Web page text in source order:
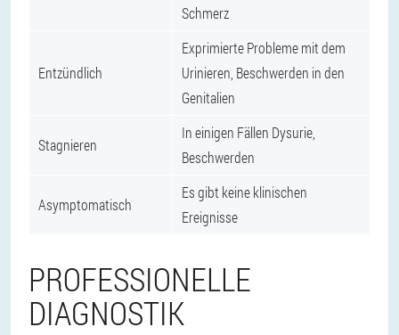
Schmerz
Entzündlich
Exprimierte Probleme mit dem
Urinieren, Beschwerden in den
Genitalien
Stagnieren
In einigen Fällen Dysurie,
Beschwerden
Asymptomatisch
Es gibt keine klinischen
Ereignisse
PROFESSIONELLE
DIAGNOSTIK